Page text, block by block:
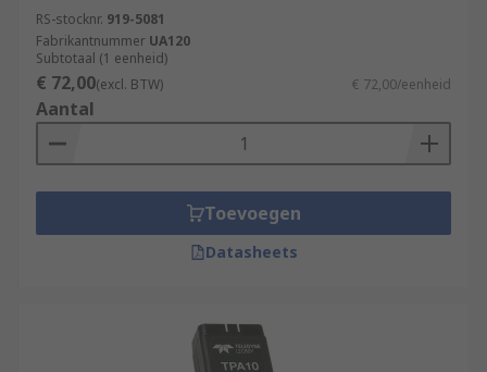
RS-stocknr. 919-5081
Fabrikantnummer UA120
Subtotaal (1 eenheid)
€ 72,00(excl. BTW) € 72,00/eenheid
Aantal
Toevoegen
Datasheets